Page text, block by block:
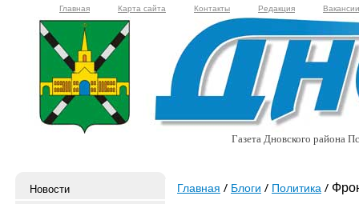
Главная Карта сайта Контакты Редакция Вакансии
Газета Дновского района
Новости
Главная Блоги Политика